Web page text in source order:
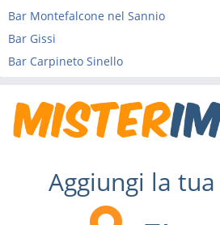
Bar Montefalcone nel Sannio
Bar Gissi
Bar Carpineto Sinello
Aggiungi la